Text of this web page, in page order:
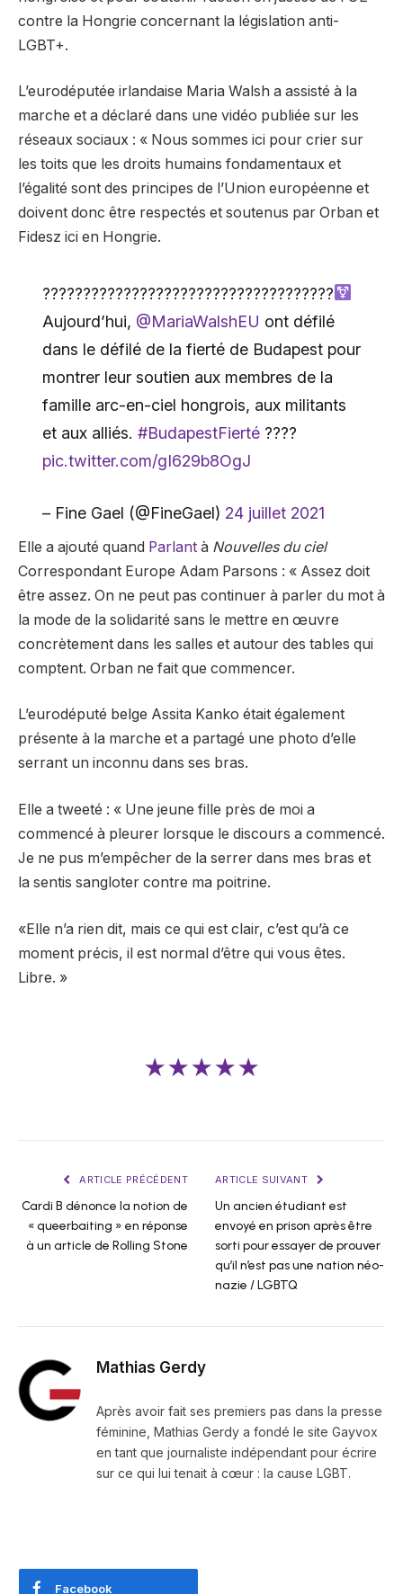
contre la Hongrie concernant la législation anti-
LGBT+.
L’eurodéputée irlandaise Maria Walsh a assisté à la
marche et a déclaré dans une vidéo publiée sur les
réseaux sociaux : « Nous sommes ici pour crier sur
les toits que les droits humains fondamentaux et
l’égalité sont des principes de l’Union européenne et
doivent donc être respectés et soutenus par Orban et
Fidesz ici en Hongrie.
????????????????????????????‍????????
Aujourd’hui, @MariaWalshEU ont défilé
dans le défilé de la fierté de Budapest pour
montrer leur soutien aux membres de la
famille arc-en-ciel hongrois, aux militants
et aux alliés. #BudapestFierté????
pic.twitter.com/gI629b8OgJ
– Fine Gael (@FineGael) 24 juillet 2021
Elle a ajouté quand Parlant à Nouvelles du ciel
Correspondant Europe Adam Parsons : « Assez doit
être assez. On ne peut pas continuer à parler du mot à
la mode de la solidarité sans le mettre en œuvre
concrètement dans les salles et autour des tables qui
comptent. Orban ne fait que commencer.
L’eurodéputé belge Assita Kanko était également
présente à la marche et a partagé une photo d’elle
serrant un inconnu dans ses bras.
Elle a tweeté : « Une jeune fille près de moi a
commencé à pleurer lorsque le discours a commencé.
Je ne pus m’empêcher de la serrer dans mes bras et
la sentis sangloter contre ma poitrine.
«Elle n’a rien dit, mais ce qui est clair, c’est qu’à ce
moment précis, il est normal d’être qui vous êtes.
Libre. »
★★★★★
ARTICLE PRÉCÉDENT
Cardi B dénonce la notion de
« queerbaiting » en réponse
à un article de Rolling Stone
ARTICLE SUIVANT
Un ancien étudiant est
envoyé en prison après être
sorti pour essayer de prouver
qu’il n’est pas une nation néo-
nazie / LGBTQ
Mathias Gerdy
Après avoir fait ses premiers pas dans la presse
féminine, Mathias Gerdy a fondé le site Gayvox
en tant que journaliste indépendant pour écrire
sur ce qui lui tenait à cœur : la cause LGBT.
Facebook